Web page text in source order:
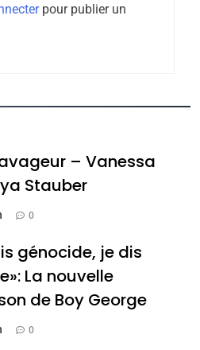
pour publier un
– Vanessa
Stauber
0
génocide, je dis
La nouvelle
de Boy George
0
Dvir
Hadida
: Les amandes de
le miel de Tadla
consacrés produits
terroir